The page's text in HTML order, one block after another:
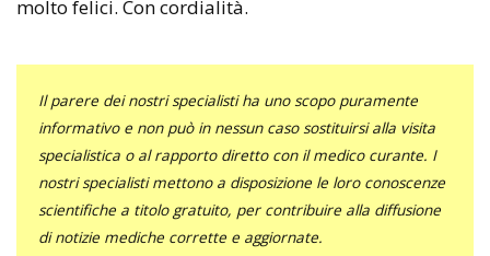
molto felici. Con cordialità.
Il parere dei nostri specialisti ha uno scopo puramente
informativo e non può in nessun caso sostituirsi alla visita
specialistica o al rapporto diretto con il medico curante. I
nostri specialisti mettono a disposizione le loro conoscenze
scientifiche a titolo gratuito, per contribuire alla diffusione
di notizie mediche corrette e aggiornate.